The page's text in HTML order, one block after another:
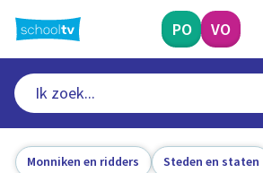
naar
hoofdinhoud
PO VO
Monniken en ridders Steden en staten